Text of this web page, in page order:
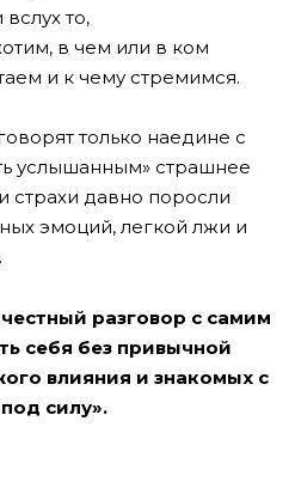
то,
в чем или в ком
и к чему стремимся.
только наедине с
услышанным» страшнее
страхи давно поросли
эмоций, легкой лжи и
разговор с самим
себя без привычной
влияния и знакомых с
силу».